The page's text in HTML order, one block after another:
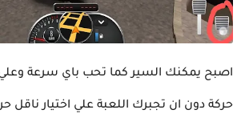
اصبح يمكنك السير كما تحب باي سرعة
حركة دون ان تجبرك اللعبة علي اختيار ناقل